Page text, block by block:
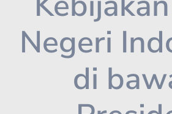
Negeri
di